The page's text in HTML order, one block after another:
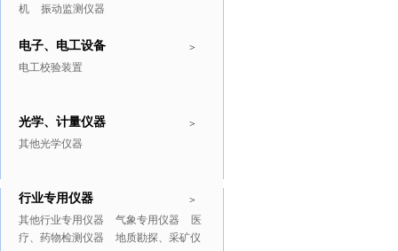
机
振动监测仪器
>
电子、电工设备
电工校验装置
>
光学、计量仪器
其他光学仪器
>
行业专用仪器
其他行业专用仪器 气象专用仪器
医
疗、药物检测仪器
地质勘探、采矿仪
推广商品 更多>>